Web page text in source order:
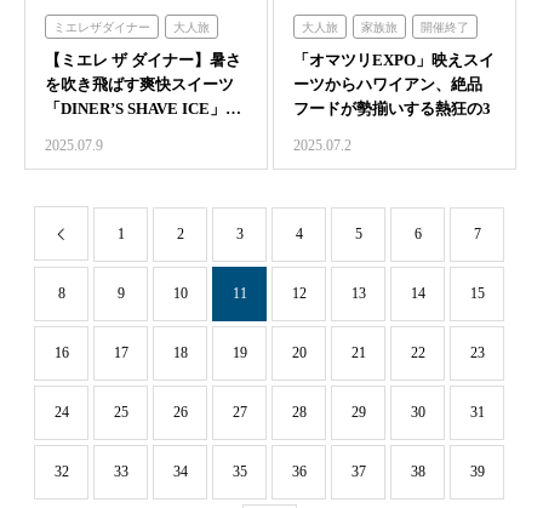
ミエレザダイナー 大人旅
家族旅 開催終了 食べる
【ミエレ ザ ダイナー】暑さ
を吹き飛ばす爽快スイーツ
「DINER’S SHAVE ICE」…
2025.07.9
大人旅 家族旅 開催終了
食べる 体験する
「オマツリEXPO」映えスイ
ーツからハワイアン、絶品
フードが勢揃いする熱狂の3
2025.07.2
1 2 3 4 5 6 7
8 9 10 11 12 13 14 15
16 17 18 19 20 21 22 23
24 25 26 27 28 29 30 31
32 33 34 35 36 37 38 39